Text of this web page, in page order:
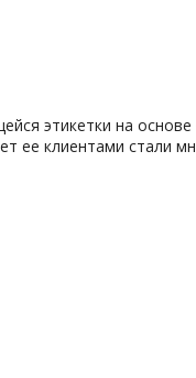
этикетки на
ее клиентами стали